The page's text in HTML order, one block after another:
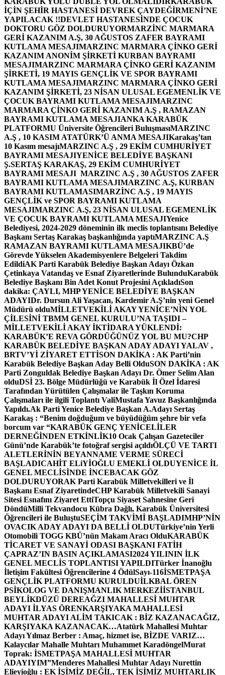
İÇİN ŞEHİR HASTANESİ DEVREK ÇAYDEĞİRMENİ’NE
YAPILACAK !!DEVLET HASTANESİNDE ÇOCUK
DOKTORU GÖZ DOLDURUYORMARZİNC MARMARA
GERİ KAZANIM A.Ş, 30 AĞUSTOS ZAFER BAYRAMI
KUTLAMA MESAJIMARZINC MARMARA ÇİNKO GERİ
KAZANIM ANONİM ŞİRKETİ KURBAN BAYRAMI
MESAJIMARZINC MARMARA ÇİNKO GERİ KAZANIM
ŞİRKETİ, 19 MAYIS GENÇLİK VE SPOR BAYRAMI
KUTLAMA MESAJIMARZINC MARMARA ÇİNKO GERİ
KAZANIM ŞİRKETİ, 23 NİSAN ULUSAL EGEMENLİK VE
ÇOCUK BAYRAMI KUTLAMA MESAJIMARZINC
MARMARA ÇİNKO GERİ KAZANIM A.Ş , RAMAZAN
BAYRAMI KUTLAMA MESAJIANKA KARABÜK
PLATFORMU Üniversite Öğrencileri BuluşmasıMARZINC
A.Ş , 10 KASIM ATATÜRK’Ü ANMA MESAJIKarakaş’tan
10 Kasım mesajıMARZINC A.Ş , 29 EKİM CUMHURİYET
BAYRAMI MESAJIYENİCE BELEDİYE BAŞKANI
Ş.SERTAŞ KARAKAŞ, 29 EKİM CUMHURİYET
BAYRAMI MESAJI MARZINC A.Ş , 30 AĞUSTOS ZAFER
BAYRAMI KUTLAMA MESAJIMARZINC A.Ş, KURBAN
BAYRAMI KUTLAMASIMARZİNC A.Ş , 19 MAYIS
GENÇLİK ve SPOR BAYRAMI KUTLAMA
MESAJIMARZINC A.Ş, 23 NİSAN ULUSAL EGEMENLİK
VE ÇOCUK BAYRAMI KUTLAMA MESAJIYenice
Belediyesi, 2024-2029 döneminin ilk meclis toplantısını Belediye
Başkanı Sertaş Karakaş başkanlığında yaptıMARZINC A.Ş
RAMAZAN BAYRAMI KUTLAMA MESAJIKBÜ’de
Görevde Yükselen Akademisyenlere Belgeleri Takdim
EdildiAK Parti Karabük Belediye Başkan Adayı Özkan
Çetinkaya Vatandaş ve Esnaf Ziyaretlerinde BulunduKarabük
Belediye Başkanı Bin Adet Konut Projesini AçıkladıSon
dakika: ÇAYLI, MHP YENİCE BELEDİYE BAŞKAN
ADAYIDr. Dursun Ali Yaşacan, Kardemir A.Ş’nin yeni Genel
Müdürü olduMİLLETVEKİLİ AKAY YENİCE’NİN YOL
ÇİLESİNİ TBMM GENEL KURULU’NA TAŞIDI –
MİLLETVEKİLİ AKAY İKTİDARA YÜKLENDİ:
KARABÜK’E REVA GÖRDÜĞÜNÜZ YOL BU MU?CHP
KARABÜK BELEDİYE BAŞKAN ADAY ADAYI YALAV ,
BRTV’Yİ ZİYARET ETTİSON DAKİKA : AK Parti’nin
Karabük Belediye Başkan Aday Belli OlduSON DAKİKA : AK
Parti Zonguldak Belediye Başkan Adayı Dr. Ömer Selim Alan
olduDSİ 23. Bölge Müdürlüğü ve Karabük İl Özel İdaresi
Tarafından Yürütülen Çalışmalar ile Taşkın Koruma
Çalışmaları ile ilgili Toplantı ValiMustafa Yavuz Başkanlığında
Yapıldı.Ak Parti Yenice Belediye Başkan A.Adayı Sertaş
Karakaş : “Benim doğduğum ve büyüdüğüm şehre bir vefa
borcum var “KARABÜK GENÇ YENİCELİLER
DERNEĞİNDEN ETKİNLİK10 Ocak Çalışan Gazeteciler
Günü’nde Karabük’te fotoğraf sergisi açıldıÖLÇÜ VE TARTI
ALETLERİNİN BEYANNAME VERME SÜRECİ
BAŞLADICAHİT ELiYİOĞLU EMEKLİ OLDUYENİCE İL
GENEL MECLİSİNDE İNCEBACAK GÖZ
DOLDURUYORAK Parti Karabük Milletvekilleri ve İl
Başkanı Esnaf ZiyaretindeCHP Karabük Milletvekili Sanayi
Sitesi Esnafını Ziyaret EttiTopçu Siyaset Sahnesine Geri
DöndüMilli Tekvandocu Kübra Dağlı, Karabük Üniversitesi
Öğrencileri ile BuluştuSEÇİM TAKVİMİ BAŞLADIMHP’NİN
OVACIK ADAY ADAYI DA BELLİ OLDUTürkiye’nin Yerli
Otomobili TOGG KBÜ’nün Makam Aracı OlduKARABÜK
TİCARET VE SANAYİ ODASI BAŞKANI FATİH
ÇAPRAZ’IN BASIN AÇIKLAMASI2024 YILININ İLK
GENEL MECLİS TOPLANTISI YAPILDITürker İnanoğlu
İletişim Fakültesi Öğrencilerine 4 ÖdülSayı-116İSMETPAŞA
GENÇLİK PLATFORMU KURULDUİLKBAL ÖREN
PSİKOLOG VE DANIŞMANLIK MERKEZİİSTANBUL
BEYLİKDÜZÜ DEREAĞZI MAHALLESİ MUHTAR
ADAYI İLYAS ÖRENKARŞIYAKA MAHALLESİ
MUHTAR ADAYI ALİM TAKICAK : BİZ KAZANACAĞIZ,
KARŞIYAKA KAZANACAK…Atatürk Mahallesi Muhtar
Adayı Yılmaz Berber : Amaç, hizmet ise, BİZDE VARIZ…
Kalaycılar Mahalle Muhtarı Muhammet KaradöngelMurat
Toprak: İSMETPAŞA MAHALLESİ MUHTAR
ADAYIYIM”Menderes Mahallesi Muhtar Adayı Nurettin
Elieyioğlu : EK İŞİMİZ DEĞİL, TEK İŞİMİZ MUHTARLIK